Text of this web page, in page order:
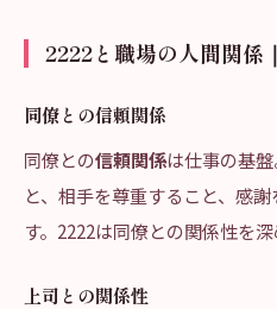
2222と職場の人間関係
同僚との信頼関係
同僚との信頼関係は仕事の基
と、相手を尊重すること、感
す。2222は同僚との関係性を
上司との関係性